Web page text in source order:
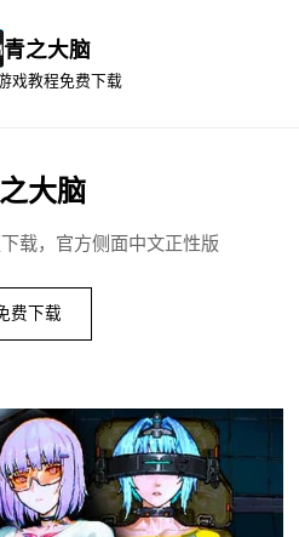
青之大脑
戏教程免费下载
大脑
载，官方侧面中文正性版
费下载